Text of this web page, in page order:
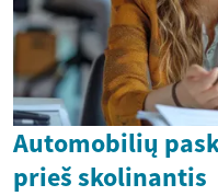
Automobilių
prieš skolinantis